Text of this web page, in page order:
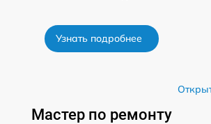
Узнать подробнее
Мастер по ремонту